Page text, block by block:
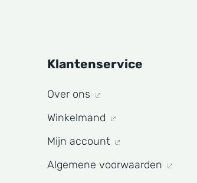
Klantenservice
Over ons
Winkelmand
Mijn account
Algemene voorwaarden